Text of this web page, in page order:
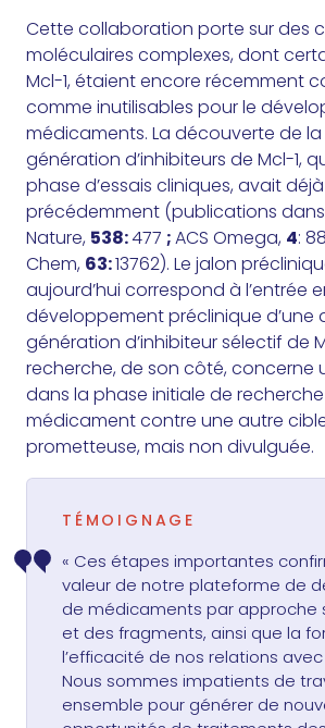
Cette collaboration porte sur des
moléculaires complexes, dont
Mcl-1, étaient encore récemment
comme inutilisables pour le
médicaments. La découverte de la
génération d’inhibiteurs de Mcl-1,
phase d’essais cliniques, avait
précédemment (publications dans
Nature, 538:477 ;ACS Omega, 4:
Chem, 63:13762). Le jalon
aujourd’hui correspond à l’entrée
développement préclinique d’une
génération d’inhibiteur sélectif de
recherche, de son côté, concerne
dans la phase initiale de recherche
médicament contre une autre
prometteuse, mais non divulguée.
TÉMOIGNAGE
« Ces étapes importantes
valeur de notre plateforme de
de médicaments par approche
et des fragments, ainsi que la
l’efficacité de nos relations avec
Nous sommes impatients de
ensemble pour générer de